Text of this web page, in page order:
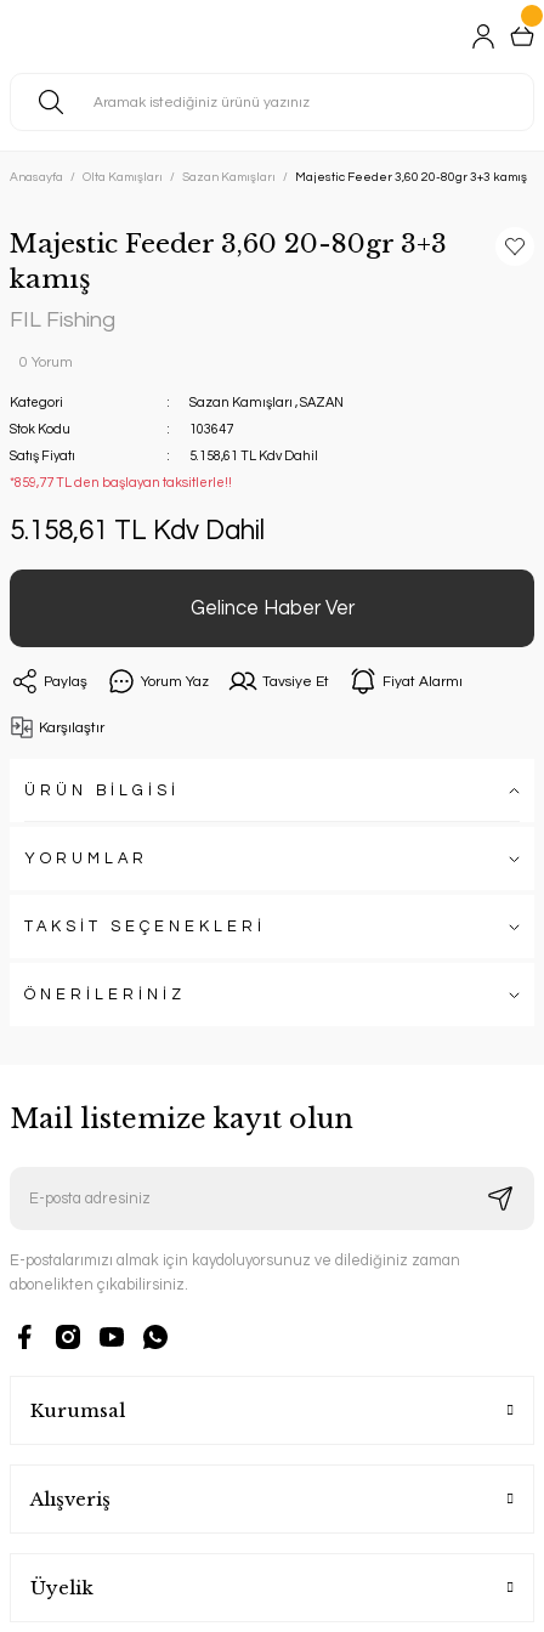
Anasayfa Olta Kamışları Sazan Kamışları Majestic Feeder 3,60 20-80gr 3+3 kamış
Majestic Feeder 3,60 20-80gr 3+3
kamış
FIL Fishing
0 Yorum
Kategori Sazan Kamışları ,SAZAN
Stok Kodu
103647
Satış Fiyatı
5.158,61 TL Kdv Dahil
*859,77 TL den başlayan taksitlerle!!
5.158,61 TL Kdv Dahil
Gelince Haber Ver
Paylaş Yorum Yaz Tavsiye Et Fiyat Alarmı
Karşılaştır
ÜRÜN BİLGİSİ
YORUMLAR
TAKSİT SEÇENEKLERİ
ÖNERİLERİNİZ
Mail listemize kayıt olun
E-postalarımızı almak için kaydoluyorsunuz ve dilediğiniz zaman
abonelikten çıkabilirsiniz.
Kurumsal
Alışveriş
Üyelik